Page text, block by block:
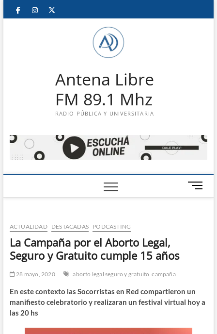
Saltar
FacebookInstagram
Antena Libre
FM 89.1 Mhz
RADIO PÚBLICA Y UNIVERSITARIA
B
o
ú
ACTUALIDAD DESTACADAS PODCASTING
La Campaña por el Aborto Legal,
Seguro y Gratuito cumple 15 años
28 mayo, 2020 aborto legal seguro y gratuito campaña
En este contexto las Socorristas en Red compartieron un
manifiesto celebratorio y realizaran un festival virtual hoy a
las 20 hs